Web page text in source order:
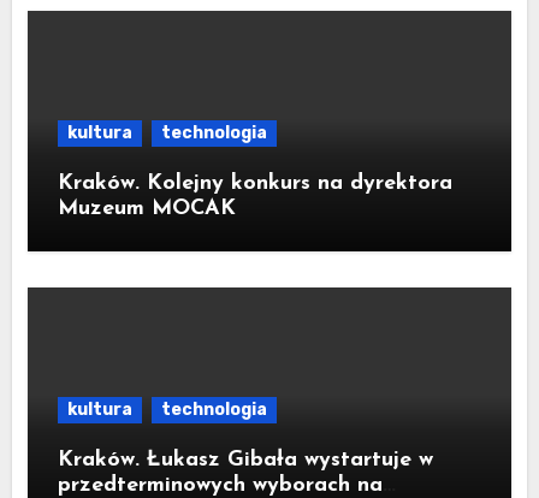
kultura technologia
Kraków. Kolejny konkurs na dyrektora
Muzeum MOCAK
kultura technologia
Kraków. Łukasz Gibała wystartuje w
przedterminowych wyborach na